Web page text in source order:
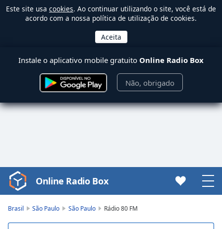
Este site usa cookies. Ao continuar utilizando o site, você está de
acordo com a nossa política de utilização de cookies.
Instale o aplicativo mobile gratuito Online Radio Box
Não, obrigado
Video
Player
Online Radio Box
Brasil São Paulo São Paulo Rádio 80 FM